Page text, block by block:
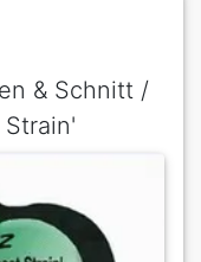
& Schnitt /